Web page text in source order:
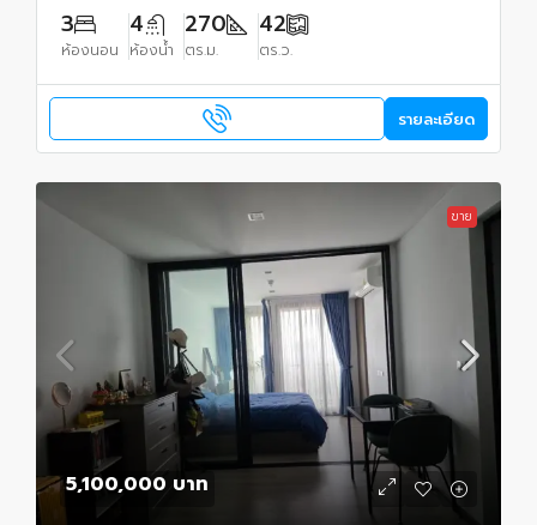
3
ห้องนอน
4
ห้องน้ำ
270
ตร.ม.
42
ตร.ว.
รายละเอียด
ขาย
5,100,000 บาท